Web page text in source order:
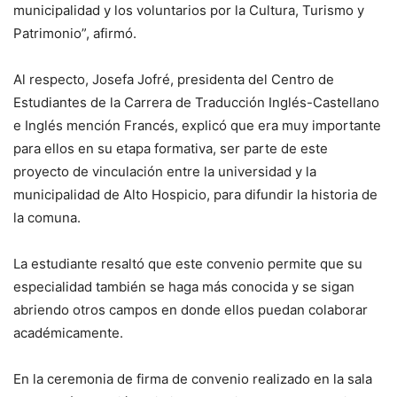
municipalidad y los voluntarios por la Cultura, Turismo y
Patrimonio”, afirmó.
Al respecto, Josefa Jofré, presidenta del Centro de
Estudiantes de la Carrera de Traducción Inglés-Castellano
e Inglés mención Francés, explicó que era muy importante
para ellos en su etapa formativa, ser parte de este
proyecto de vinculación entre la universidad y la
municipalidad de Alto Hospicio, para difundir la historia de
la comuna.
La estudiante resaltó que este convenio permite que su
especialidad también se haga más conocida y se sigan
abriendo otros campos en donde ellos puedan colaborar
académicamente.
En la ceremonia de firma de convenio realizado en la sala